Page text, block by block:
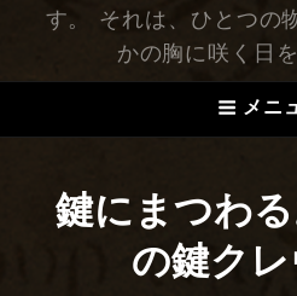
す。 それは、ひとつの
かの胸に咲く日
メニ
鍵にまつわ
の鍵ク